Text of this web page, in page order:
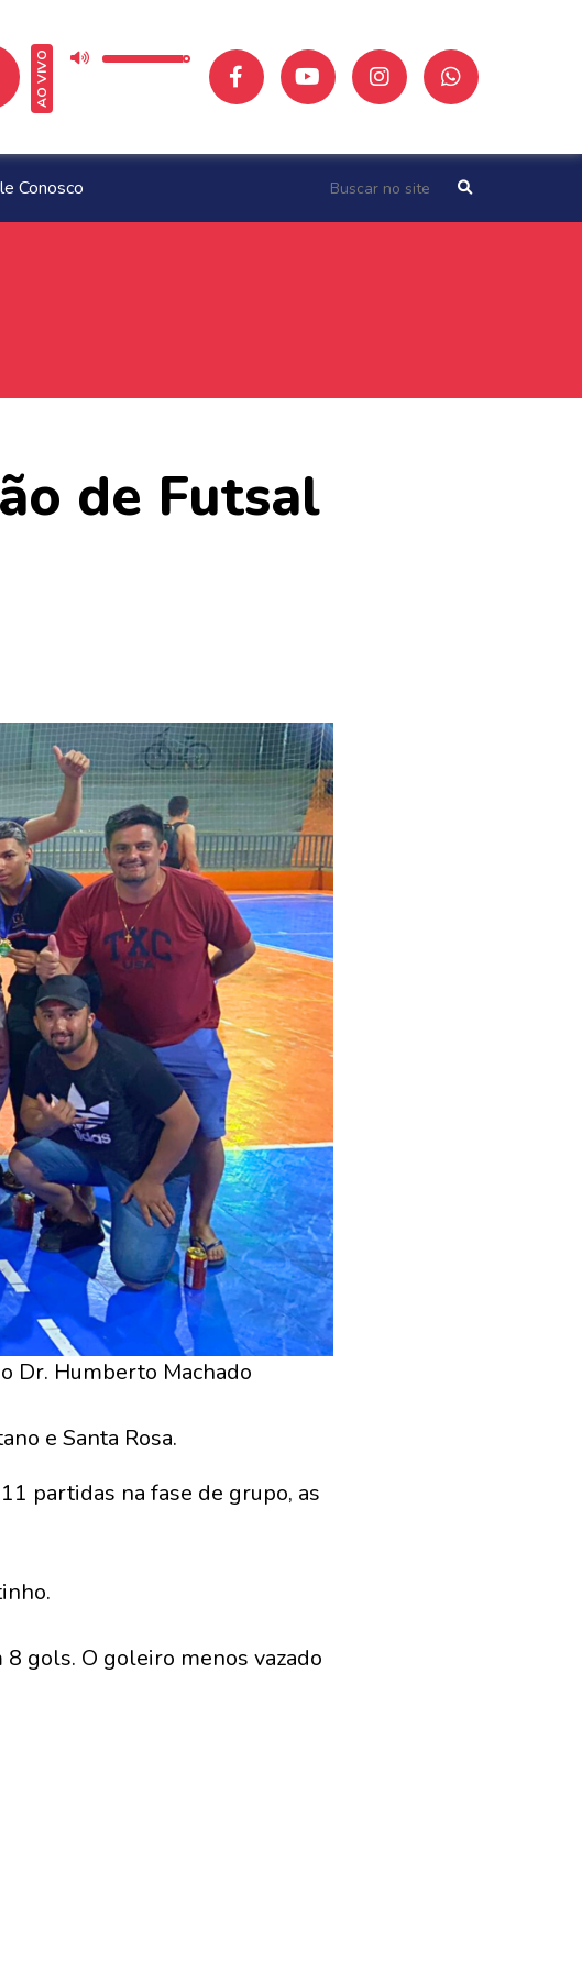
AO VIVO
Conosco
de Futsal
Dr. Humberto Machado
e Santa Rosa.
partidas na fase de grupo, as
gols. O goleiro menos vazado